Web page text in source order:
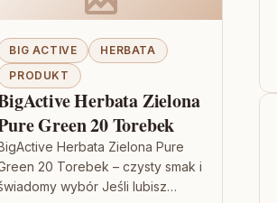
BIG ACTIVE
HERBATA
PRODUKT
Herbata Zielona
Green 20 Torebek
Herbata Zielona Pure
20 Torebek – czysty smak i
wybór Jeśli lubisz